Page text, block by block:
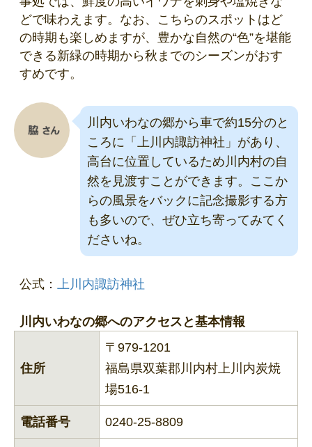
どで味わえます。なお、こちらのスポットはど
の時期も楽しめますが、豊かな自然の“色”を堪能
できる新緑の時期から秋までのシーズンがおす
すめです。
川内いわなの郷から車で約15分のと
ころに「上川内諏訪神社」があり、
高台に位置しているため川内村の自
然を見渡すことができます。ここか
らの風景をバックに記念撮影する方
も多いので、ぜひ立ち寄ってみてく
ださいね。
公式： 上川内諏訪神社
川内いわなの郷へのアクセスと基本情報
住所
〒979-1201
福島県双葉郡川内村上川内炭焼
場516-1
電話番号 0240-25-8809